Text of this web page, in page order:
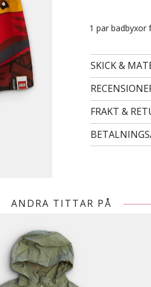
- STORLEK 134/140 -
1 par badbyxor
SKICK &
FRAKT &
ANDRA TITTAR PÅ